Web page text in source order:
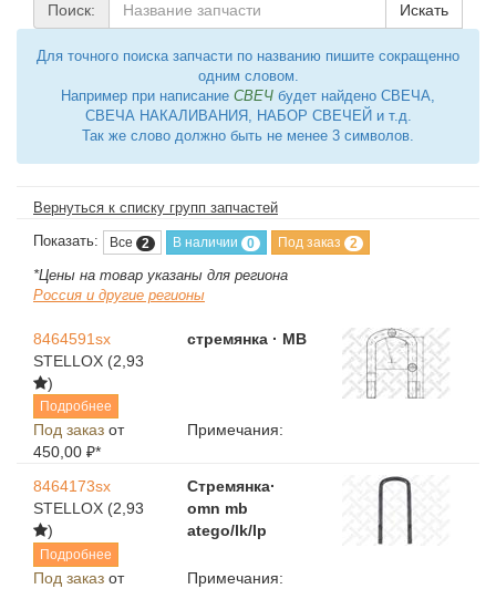
Поиск: Искать
Для точного поиска запчасти по названию пишите сокращенно
одним словом.
Например при написание СВЕЧ будет найдено СВЕЧА,
СВЕЧА НАКАЛИВАНИЯ, НАБОР СВЕЧЕЙ и т.д.
Так же слово должно быть не менее 3 символов.
Вернуться к списку групп запчастей
Показать: Все 2 В наличии 0 Под заказ 2
*Цены на товар указаны для региона
Россия и другие регионы
8464591sx
STELLOX (2,93
)
Подробнее
стремянка · MB
Под заказ от
450,00 ₽*
Примечания:
8464173sx
STELLOX (2,93
)
Подробнее
Стремянка·
omn mb
atego/lk/lp
Под заказ от
Примечания: